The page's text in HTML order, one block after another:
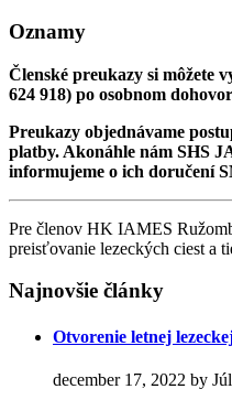
Oznamy
Členské preukazy si môžete
624 918) po osobnom
Preukazy objednávame
platby. Akonáhle nám SHS
informujeme o ich doručení
Pre členov HK IAMES
preisťovanie lezeckých ciest a
Najnovšie články
Otvorenie letnej
december 17, 2022 by